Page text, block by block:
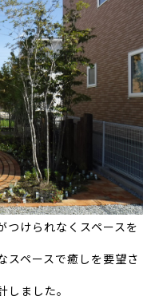
つけられなくスペースを
スペースで癒しを要望さ
ました。